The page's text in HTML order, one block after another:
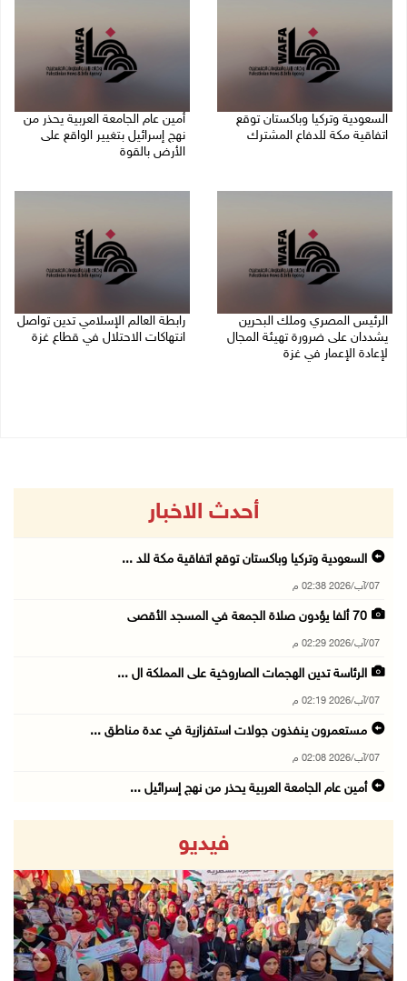
السعودية وتركيا وباكستان توقع
اتفاقية مكة للدفاع المشترك
أمين عام الجامعة العربية يحذر من
نهج إسرائيل بتغيير الواقع على
الأرض بالقوة
الرئيس المصري وملك البحرين
يشددان على ضرورة تهيئة المجال
لإعادة الإعمار في غزة
رابطة العالم الإسلامي تدين تواصل
انتهاكات الاحتلال في قطاع غزة
أحدث الاخبار
السعودية وتركيا وباكستان توقع اتفاقية مكة للد ...
07/آب/2026 02:38 م
70 ألفا يؤدون صلاة الجمعة في المسجد الأقصى
07/آب/2026 02:29 م
الرئاسة تدين الهجمات الصاروخية على المملكة ال ...
07/آب/2026 02:19 م
مستعمرون ينفذون جولات استفزازية في عدة مناطق ...
07/آب/2026 02:08 م
أمين عام الجامعة العربية يحذر من نهج إسرائيل ...
مستعمرون يهاجمون صهريجا للمياه في خلايل اللوز ...
07/آب/2026 01:38 م
مستعمرون يهاجمون مجددا تجمع الكعابنة شرق الطي ...
07/آب/2026 12:08 م
أسعار النفط تواصل الصعود وسط مخاوف بشأن مستقب ...
فيديو
Next